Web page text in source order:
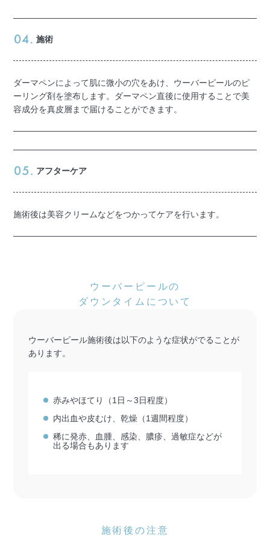
施術
ダーマペンによって肌に微小の穴をあけ、ウーバーピールのピ
ーリング剤を塗布します。ダーマペン直後に使用することで美
容成分を真皮層まで届けることができます。
アフターケア
施術後は美容クリームなどをつかってケアを行います。
ウーバーピールの
ダウンタイムについて
ウーバーピール施術後は以下のような症状がでることが
あります。
赤みやほてり（1日～3日程度）
内出血や皮むけ、乾燥（1週間程度）
稀に発赤、血腫、感染、膿疹、過敏症などが
出る場合もあります
施術後の注意